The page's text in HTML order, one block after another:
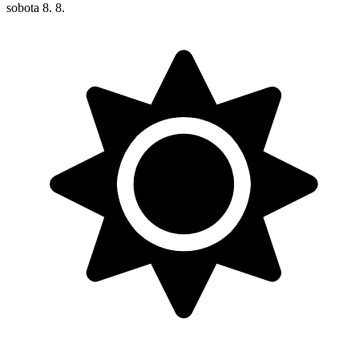
sobota 8. 8.